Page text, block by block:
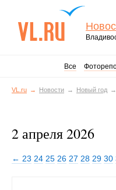
Все
VL.ru Новости Новый год
2 апреля 2026
← 23 24 25 26 27 28 29 30